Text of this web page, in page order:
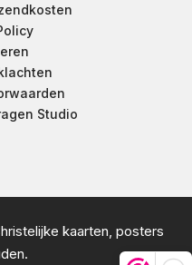
Studio
kaarten, posters